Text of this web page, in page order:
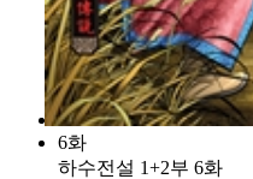
6화
하수전설 1+2부 6화